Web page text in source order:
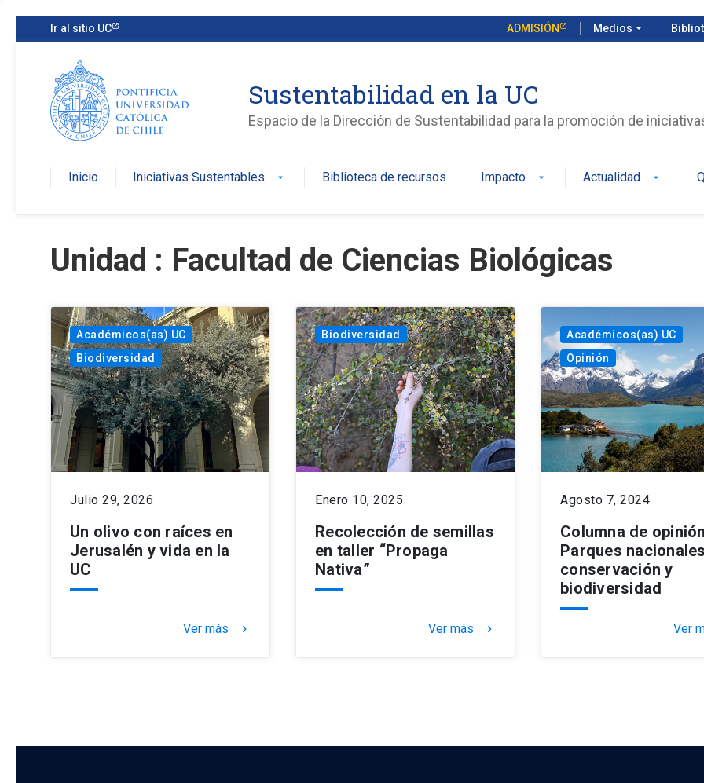
Ir al sitio UC ADMISIÓN Medios arrow_drop_down
Sustentabilidad en la UC
Espacio de la Dirección de Sustentabilidad para la promoción de
Inicio Iniciativas Sustentables arrow_drop_down Biblioteca de recursos Impacto arrow_drop_down Actualidad arrow_drop_down
Unidad : Facultad de Ciencias Biológicas
Académicos(as) UC
Biodiversidad
Julio 29, 2026
Un olivo con raíces en
Jerusalén y vida en la
UC
Ver más keyboard_arrow_right
Biodiversidad
Enero 10, 2025
Recolección de semillas
en taller “Propaga
Nativa”
Ver más keyboard_arrow_right
Académicos(as) UC
Opinión
Agosto 7, 2024
Columna de
Parques
conservación y
biodiversidad
Ver